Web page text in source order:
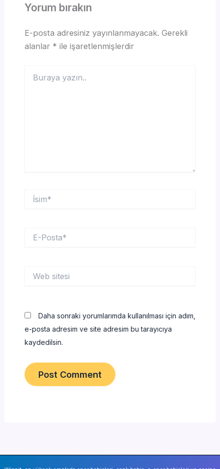
Yorum bırakın
E-posta adresiniz yayınlanmayacak. Gerekli
alanlar * ile işaretlenmişlerdir
yazın..
İsim*
Posta*
sitesi
Daha sonraki yorumlarımda kullanılması için adım,
e-posta adresim ve site adresim bu tarayıcıya
kaydedilsin.